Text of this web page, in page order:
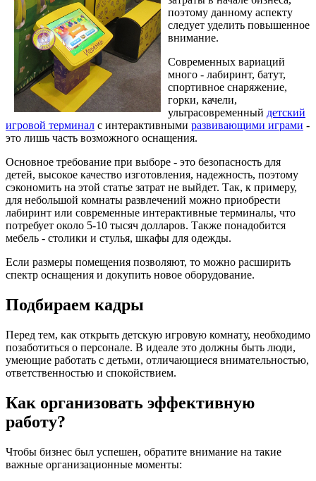
поэтому данному аспекту
следует уделить повышенное
внимание.
Современных вариаций
много - лабиринт, батут,
спортивное снаряжение,
горки, качели,
ультрасовременный детский
игровой терминал с интерактивными развивающими играми -
это лишь часть возможного оснащения.
Основное требование при выборе - это безопасность для
детей, высокое качество изготовления, надежность, поэтому
сэкономить на этой статье затрат не выйдет. Так, к примеру,
для небольшой комнаты развлечений можно приобрести
лабиринт или современные интерактивные терминалы, что
потребует около 5-10 тысяч долларов. Также понадобится
мебель - столики и стулья, шкафы для одежды.
Если размеры помещения позволяют, то можно расширить
спектр оснащения и докупить новое оборудование.
Подбираем кадры
Перед тем, как открыть детскую игровую комнату, необходимо
позаботиться о персонале. В идеале это должны быть люди,
умеющие работать с детьми, отличающиеся внимательностью,
ответственностью и спокойствием.
Как организовать эффективную
работу?
Чтобы бизнес был успешен, обратите внимание на такие
важные организационные моменты: